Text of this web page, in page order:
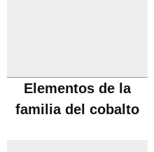
Elementos de la
familia del cobalto